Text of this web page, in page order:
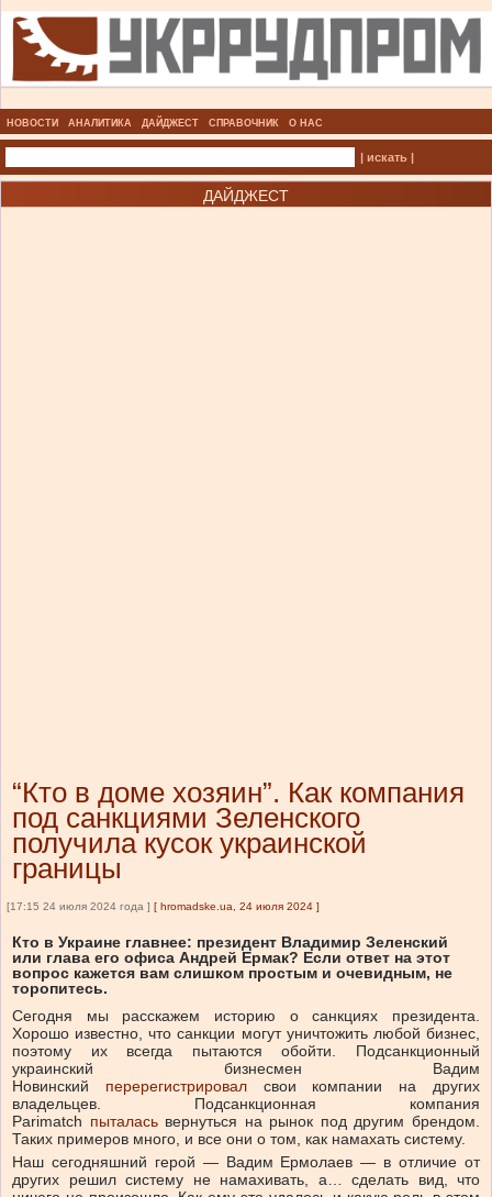
НОВОСТИ АНАЛИТИКА ДАЙДЖЕСТ СПРАВОЧНИК О НАС
| искать |
ДАЙДЖЕСТ
“Кто в доме хозяин”. Как компания
под санкциями Зеленского
получила кусок украинской
границы
[17:15 24 июля 2024 года ] [ hromadske.ua, 24 июля 2024 ]
Кто в Украине главнее: президент Владимир Зеленский
или глава его офиса Андрей Ермак? Если ответ на этот
вопрос кажется вам слишком простым и очевидным, не
торопитесь.
Сегодня мы расскажем историю о санкциях президента.
Хорошо известно, что санкции могут уничтожить любой бизнес,
поэтому их всегда пытаются обойти. Подсанкционный
украинский бизнесмен Вадим
Новинский перерегистрировалсвои компании на других
владельцев. Подсанкционная компания
Parimatch пыталасьвернуться на рынок под другим брендом.
Таких примеров много, и все они о том, как намахать систему.
Наш сегодняшний герой — Вадим Ермолаев — в отличие от
других решил систему не намахивать, а… сделать вид, что